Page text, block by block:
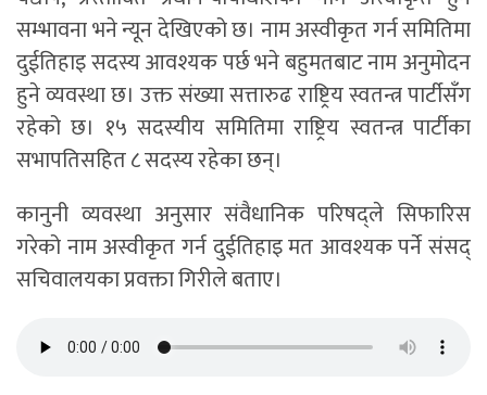
सम्भावना भने न्यून देखिएको छ। नाम अस्वीकृत गर्न समितिमा
दुईतिहाइ सदस्य आवश्यक पर्छ भने बहुमतबाट नाम अनुमोदन
हुने व्यवस्था छ। उक्त संख्या सत्तारुढ राष्ट्रिय स्वतन्त्र पार्टीसँग
रहेको छ। १५ सदस्यीय समितिमा राष्ट्रिय स्वतन्त्र पार्टीका
सभापतिसहित ८ सदस्य रहेका छन्।
कानुनी व्यवस्था अनुसार संवैधानिक परिषद्ले सिफारिस
गरेको नाम अस्वीकृत गर्न दुईतिहाइ मत आवश्यक पर्ने संसद्
सचिवालयका प्रवक्ता गिरीले बताए।